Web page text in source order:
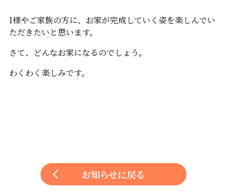
I様やご家族の方に、お家が完成していく姿を楽しんでい
ただきたいと思います。
さて、どんなお家になるのでしょう。
わくわく楽しみです。
お知らせに戻る